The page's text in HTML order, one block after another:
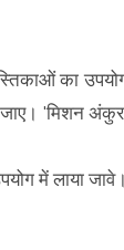
का
जाए। 'मिशन
में लाया